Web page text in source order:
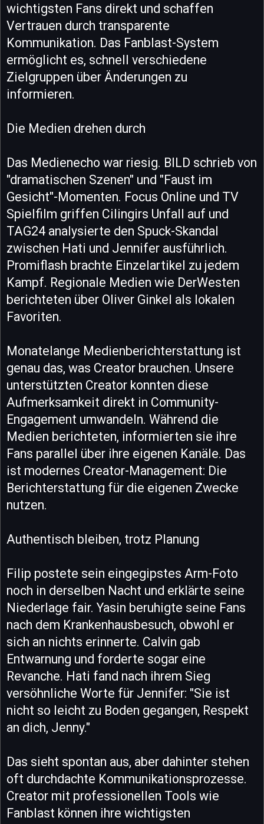
wichtigsten Fans direkt und schaffen
Vertrauen durch transparente
Kommunikation. Das Fanblast-System
ermöglicht es, schnell verschiedene
Zielgruppen über Änderungen zu
informieren.
Die Medien drehen durch
Das Medienecho war riesig. BILD schrieb von
"dramatischen Szenen" und "Faust im
Gesicht"-Momenten. Focus Online und TV
Spielfilm griffen Cilingirs Unfall auf und
TAG24 analysierte den Spuck-Skandal
zwischen Hati und Jennifer ausführlich.
Promiflash brachte Einzelartikel zu jedem
Kampf. Regionale Medien wie DerWesten
berichteten über Oliver Ginkel als lokalen
Favoriten.
Monatelange Medienberichterstattung ist
genau das, was Creator brauchen. Unsere
unterstützten Creator konnten diese
Aufmerksamkeit direkt in Community-
Engagement umwandeln. Während die
Medien berichteten, informierten sie ihre
Fans parallel über ihre eigenen Kanäle. Das
ist modernes Creator-Management: Die
Berichterstattung für die eigenen Zwecke
nutzen.
Authentisch bleiben, trotz Planung
Filip postete sein eingegipstes Arm-Foto
noch in derselben Nacht und erklärte seine
Niederlage fair. Yasin beruhigte seine Fans
nach dem Krankenhausbesuch, obwohl er
sich an nichts erinnerte. Calvin gab
Entwarnung und forderte sogar eine
Revanche. Hati fand nach ihrem Sieg
versöhnliche Worte für Jennifer: "Sie ist
nicht so leicht zu Boden gegangen, Respekt
an dich, Jenny."
Das sieht spontan aus, aber dahinter stehen
oft durchdachte Kommunikationsprozesse.
Creator mit professionellen Tools wie
Fanblast können ihre wichtigsten